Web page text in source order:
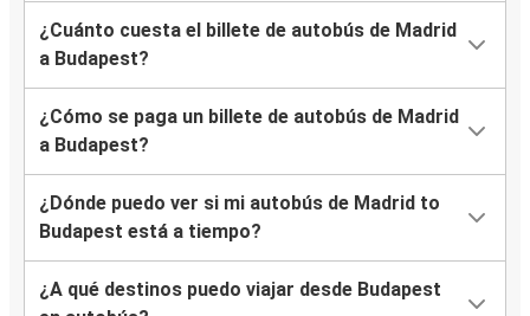
¿Cuánto cuesta el billete de autobús de Madrid
a Budapest?
¿Cómo se paga un billete de autobús de Madrid
a Budapest?
¿Dónde puedo ver si mi autobús de Madrid to
Budapest está a tiempo?
¿A qué destinos puedo viajar desde Budapest